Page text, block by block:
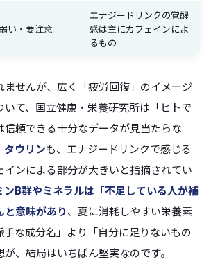
弱い・要注意
エナジードリンクの覚醒
感は主にカフェインによ
るもの
ませんが、広く「疲労回復」のイメージ
いて、国立健康・栄養研究所は「ヒトで
信頼できる十分なデータが見当たらな
タウリンも、エナジードリンクで感じる
インによる部分が大きいと指摘されてい
ンB群やミネラルは「不足している人が補
と意味があり、夏に消耗しやすい栄養素
手な成分名」より「自分に足りないもの
、結局はいちばん堅実なのです。